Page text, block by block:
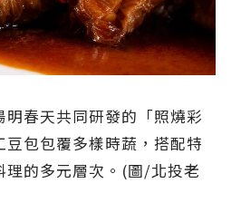
春天共同研發的「照燒彩
包包覆多樣時蔬，搭配特
理的多元層次。(圖/北投老